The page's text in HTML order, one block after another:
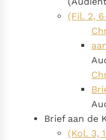
(Fil. 2,
Brief aan de
(Kol. 3,